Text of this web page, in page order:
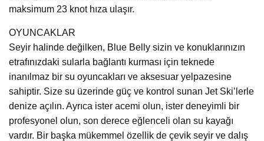
maksimum 23 knot hıza ulaşır.
OYUNCAKLAR
Seyir halinde değilken, Blue Belly sizin ve konuklarınızın
etrafınızdaki sularla bağlantı kurması için teknede
inanılmaz bir su oyuncakları ve aksesuar yelpazesine
sahiptir. Size su üzerinde güç ve kontrol sunan Jet Ski’lerle
denize açılın. Ayrıca ister acemi olun, ister deneyimli bir
profesyonel olun, son derece eğlenceli olan su kayağı
vardır. Bir başka mükemmel özellik de çevik seyir ve dalış